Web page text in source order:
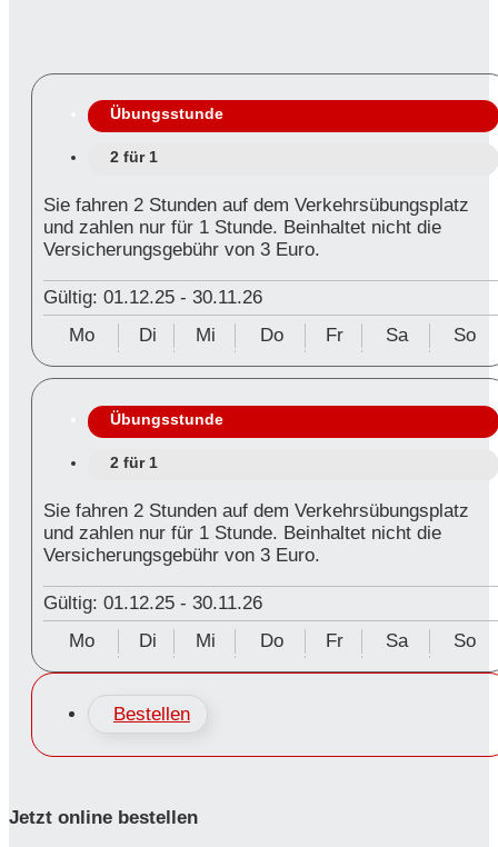
Übungsstunde
2 für 1
Sie fahren 2 Stunden auf dem Verkehrsübungsplatz
und zahlen nur für 1 Stunde. Beinhaltet nicht die
Versicherungsgebühr von 3 Euro.
Gültig: 01.12.25 - 30.11.26
Mo
Di Mi Do Fr Sa So
Übungsstunde
2 für 1
Sie fahren 2 Stunden auf dem Verkehrsübungsplatz
und zahlen nur für 1 Stunde. Beinhaltet nicht die
Versicherungsgebühr von 3 Euro.
Gültig: 01.12.25 - 30.11.26
Mo
Di Mi Do Fr Sa So
Bestellen
Jetzt online bestellen